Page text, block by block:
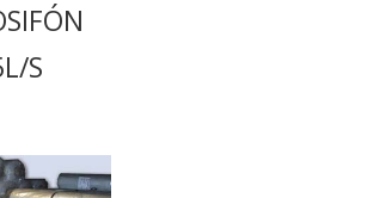
S